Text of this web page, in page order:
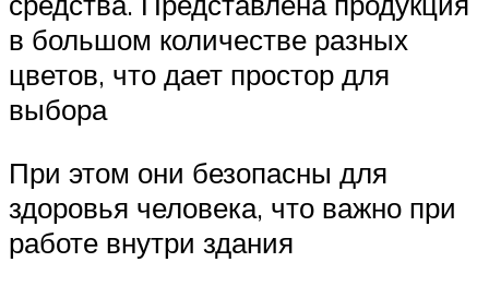
в большом количестве разных
цветов, что дает простор для
выбора
При этом они безопасны для
здоровья человека, что важно при
работе внутри здания